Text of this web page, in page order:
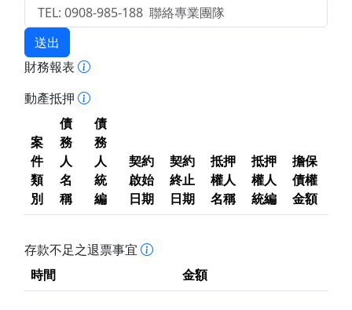
送出
財務報表
動產抵押
案
件
類
別
債
務
人
名
稱
債
務
人
統
編
契約
啟始
日期
契約
終止
日期
抵押
權人
名稱
抵押
權人
統編
擔保
債權
金額
存款不足之退票事宜
時間
金額